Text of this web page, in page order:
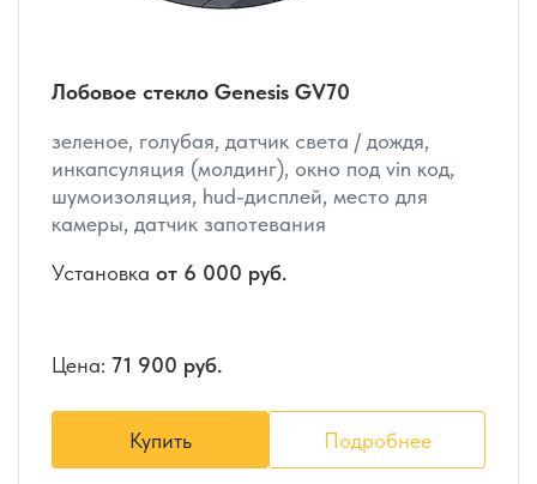
Лобовое стекло Genesis GV70
зеленое, голубая, датчик света / дождя,
инкапсуляция (молдинг), окно под vin код,
шумоизоляция, hud-дисплей, место для
камеры, датчик запотевания
Установка от 6 000 руб.
Цена: 71 900 руб.
Купить Подробнее